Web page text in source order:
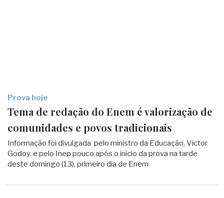
Prova hoje
Tema de redação do Enem é valorização de
comunidades e povos tradicionais
Informação foi divulgada pelo ministro da Educação, Victor
Godoy, e pelo Inep pouco após o início da prova na tarde
deste domingo (13), primeiro dia de Enem